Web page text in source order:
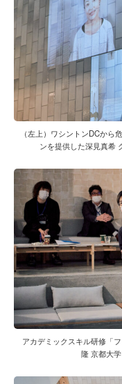
（左上）ワシントンDCから
ンを提供した深見真希
アカデミックスキル研修「
隆 京都大